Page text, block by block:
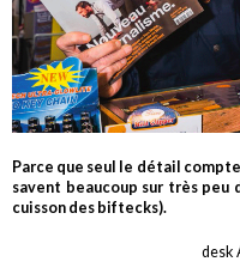
Parce que seul le détail
savent beaucoup sur très peu
cuisson des biftecks).
desk